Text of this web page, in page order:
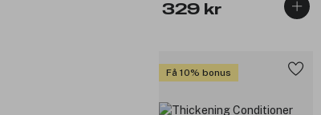
329 kr
Få 10% bonus